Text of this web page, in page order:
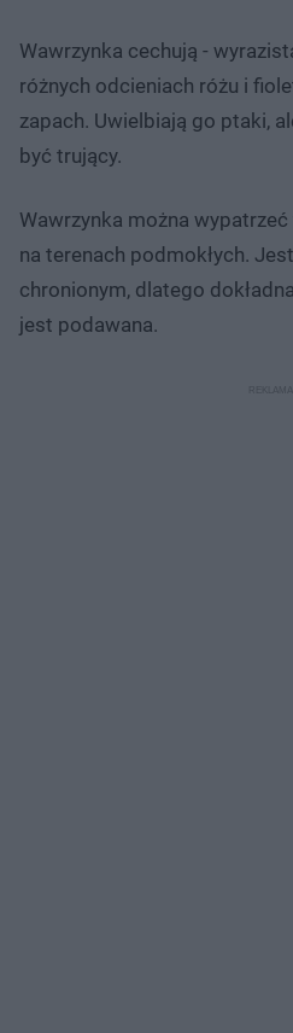
Wawrzynka cechują -
różnych odcieniach różu i
zapach. Uwielbiają go ptaki,
być trujący.
Wawrzynka można
na terenach podmokłych.
chronionym, dlatego
jest podawana.